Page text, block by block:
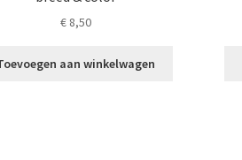
€8,50
aan winkelwagen